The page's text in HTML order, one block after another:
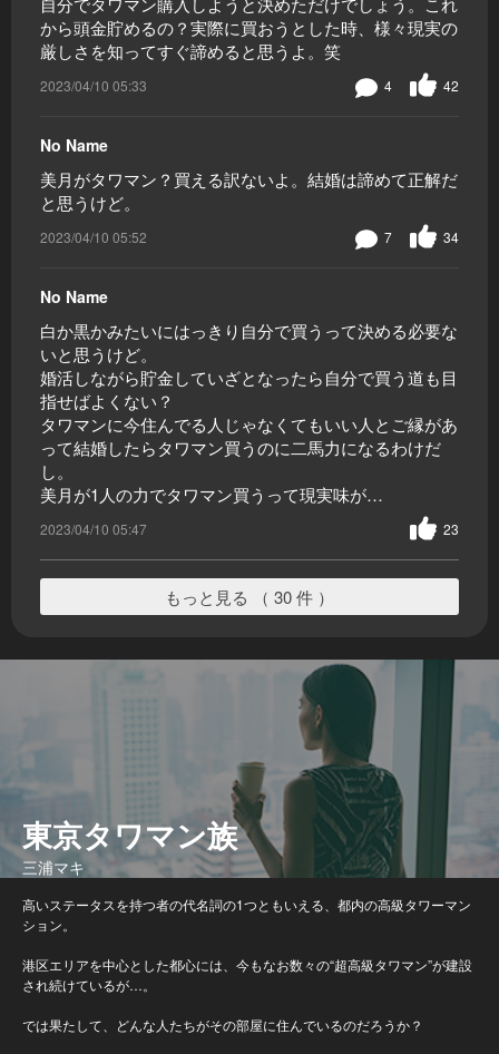
から頭金貯めるの？実際に買おうとした時、様々現実の
厳しさを知ってすぐ諦めると思うよ。笑
2023/04/10 05:33 42
4
No Name
美月がタワマン？買える訳ないよ。結婚は諦めて正解だ
と思うけど。
2023/04/10 05:52 34
7
No Name
白か黒かみたいにはっきり自分で買うって決める必要な
いと思うけど。
婚活しながら貯金していざとなったら自分で買う道も目
指せばよくない？
タワマンに今住んでる人じゃなくてもいい人とご縁があ
って結婚したらタワマン買うのに二馬力になるわけだ
し。
美月が1人の力でタワマン買うって現実味が…
2023/04/10 05:47 23
もっと見る （ 30 件 ）
東京タワマン族
三浦マキ
高いステータスを持つ者の代名詞の1つともいえる、都内の高級タワーマン
ション。
港区エリアを中心とした都心には、今もなお数々の“超高級タワマン”が建設
され続けているが…。
では果たして、どんな人たちがその部屋に住んでいるのだろうか？